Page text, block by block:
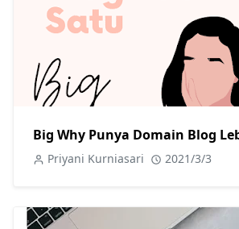
Big Why Punya Domain Blog
Priyani Kurniasari 2021/3/3